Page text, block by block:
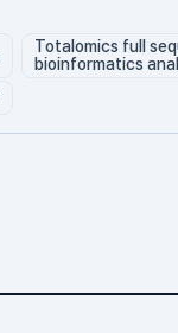
Totalomics full
bioinformatics